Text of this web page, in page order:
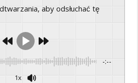
-:--
1x